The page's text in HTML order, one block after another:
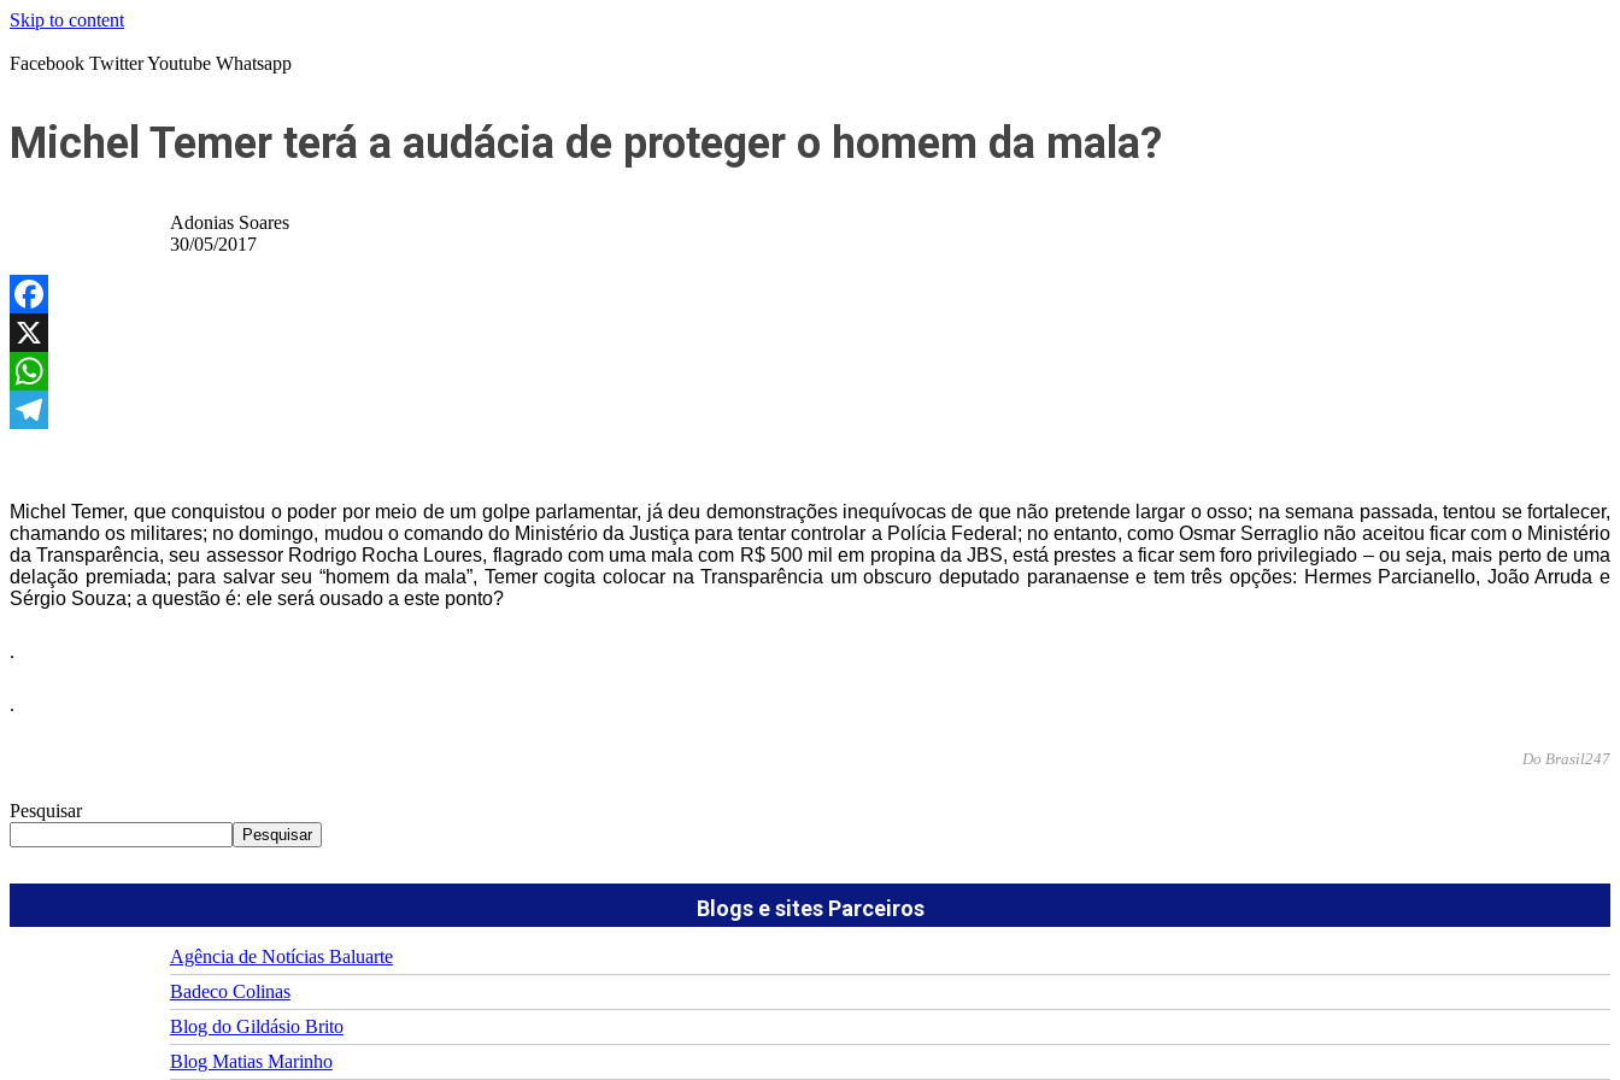
Skip to content
Facebook TwitterYoutube Whatsapp
Michel Temer terá a audácia de proteger o homem da mala?
Adonias Soares
30/05/2017
Facebook
X
WhatsApp
Michel Temer, que conquistou o poder por meio de um golpe parlamentar, já deu demonstrações inequívocas de que não pretende largar o osso; na semana passada, tentou se fortalecer,
chamando os militares; no domingo, mudou o comando do Ministério da Justiça para tentar controlar a Polícia Federal; no entanto, como Osmar Serraglio não aceitou ficar com o Ministério
da Transparência, seu assessor Rodrigo Rocha Loures, flagrado com uma mala com R$ 500 mil em propina da JBS, está prestes a ficar sem foro privilegiado – ou seja, mais perto de uma
delação premiada; para salvar seu “homem da mala”, Temer cogita colocar na Transparência um obscuro deputado paranaense e tem três opções: Hermes Parcianello, João Arruda e
Sérgio Souza; a questão é: ele será ousado a este ponto?
.
.
Do Brasil247
Pesquisar
Pesquisar
Blogs e sites Parceiros
Agência de Notícias Baluarte
Badeco Colinas
Blog do Gildásio Brito
Blog Matias Marinho